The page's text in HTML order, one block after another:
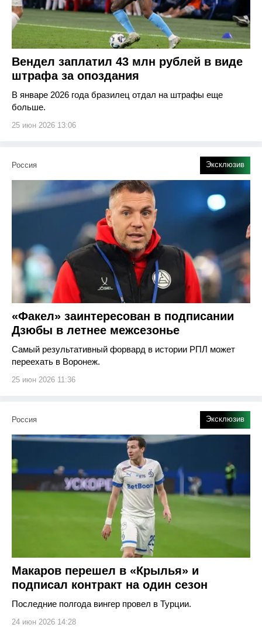
Вендел заплатил 43 млн рублей в виде
штрафа за опоздания
В январе 2026 года бразилец отдал на штрафы еще
больше.
25 июн 2026 13:06
Россия Эксклюзив
«Факел» заинтересован в подписании
Дзюбы в летнее межсезонье
Самый результативный форвард в истории РПЛ может
переехать в Воронеж.
25 июн 2026 11:36
Россия Эксклюзив
Макаров перешел в «Крылья» и
подписал контракт на один сезон
Последние полгода вингер провел в Турции.
24 июн 2026 14:28